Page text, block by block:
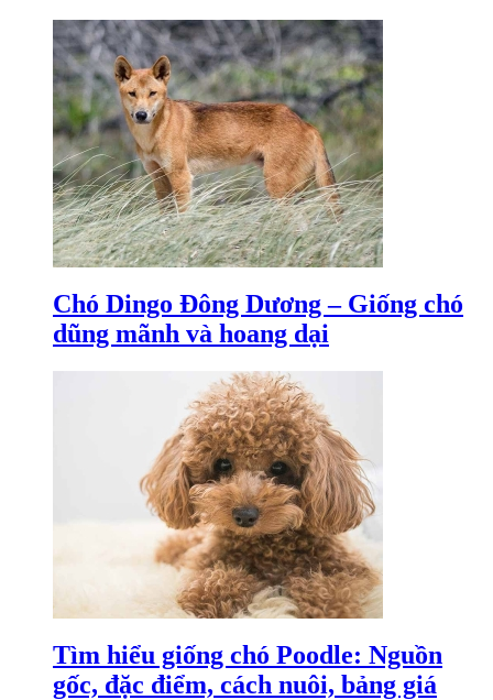
Chó Dingo Đông Dương – Giống chó
dũng mãnh và hoang dại
Tìm hiểu giống chó Poodle: Nguồn
gốc, đặc điểm, cách nuôi, bảng giá